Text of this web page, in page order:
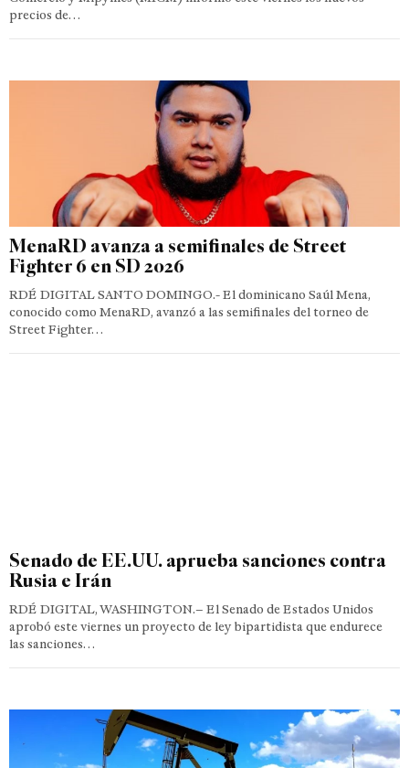
precios de…
MenaRD avanza a semifinales de Street
Fighter 6 en SD 2026
RDÉ DIGITAL SANTO DOMINGO.- El dominicano Saúl Mena,
conocido como MenaRD, avanzó a las semifinales del torneo de
Street Fighter…
Senado de EE.UU. aprueba sanciones contra
Rusia e Irán
RDÉ DIGITAL, WASHINGTON.– El Senado de Estados Unidos
aprobó este viernes un proyecto de ley bipartidista que endurece
las sanciones…